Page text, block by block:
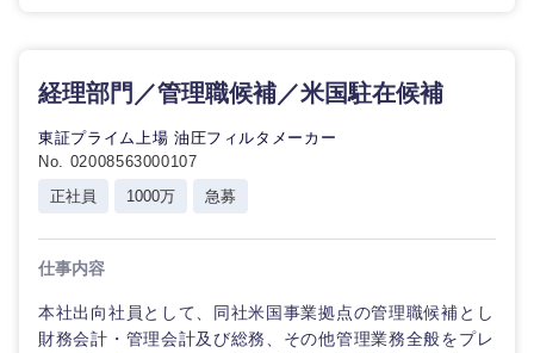
経理部門／管理職候補／米国駐在候補
東証プライム上場 油圧フィルタメーカー
No. 02008563000107
正社員
1000万 急募
仕事内容
本社出向社員として、同社米国事業拠点の管理職候補とし
財務会計・管理会計及び総務、その他管理業務全般をプレ